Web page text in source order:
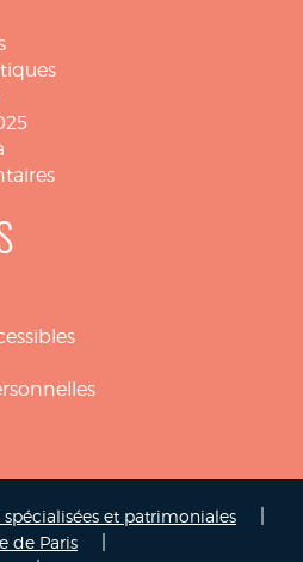
et patrimoniales
de Paris